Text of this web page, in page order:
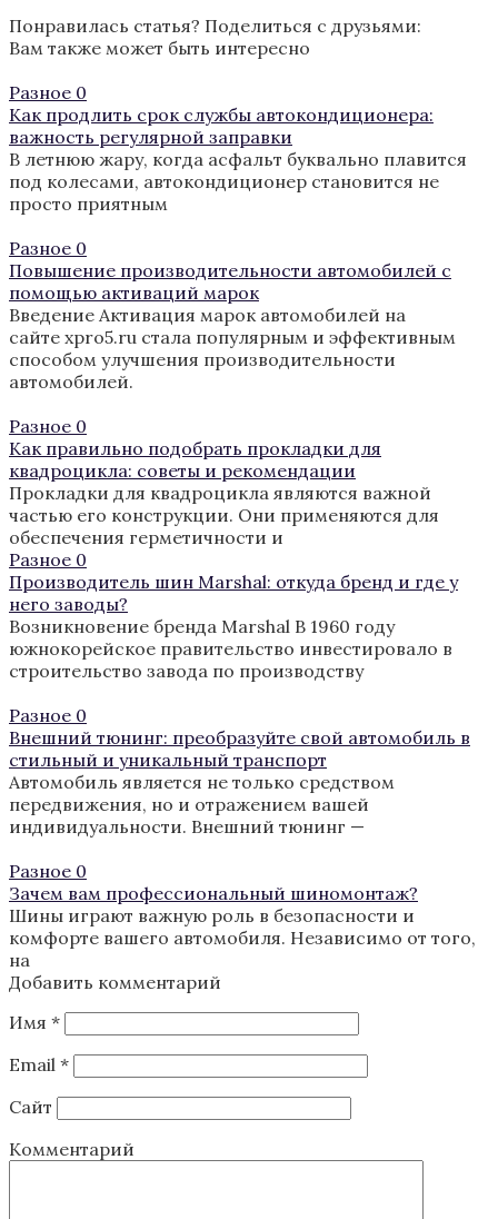
Понравилась статья? Поделиться с друзьями:
Вам также может быть интересно
Разное 0
Как продлить срок службы автокондиционера:
важность регулярной заправки
В летнюю жару, когда асфальт буквально плавится
под колесами, автокондиционер становится не
просто приятным
Разное 0
Повышение производительности автомобилей с
помощью активаций марок
Введение Активация марок автомобилей на
сайте xpro5.ru стала популярным и эффективным
способом улучшения производительности
автомобилей.
Разное 0
Как правильно подобрать прокладки для
квадроцикла: советы и рекомендации
Прокладки для квадроцикла являются важной
частью его конструкции. Они применяются для
обеспечения герметичности и
Разное 0
Производитель шин Marshal: откуда бренд и где у
него заводы?
Возникновение бренда Marshal В 1960 году
южнокорейское правительство инвестировало в
строительство завода по производству
Разное 0
Внешний тюнинг: преобразуйте свой автомобиль в
стильный и уникальный транспорт
Автомобиль является не только средством
передвижения, но и отражением вашей
индивидуальности. Внешний тюнинг —
Разное 0
Зачем вам профессиональный шиномонтаж?
Шины играют важную роль в безопасности и
комфорте вашего автомобиля. Независимо от того,
на
Добавить комментарий
Имя *
Email *
Сайт
Комментарий